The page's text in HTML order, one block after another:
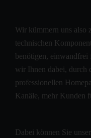
Wir kümmern uns also
technischen
benötigen,
wir Ihnen dabei, durch
professionellen
Kanäle, mehr Kunden
Dabei können Sie